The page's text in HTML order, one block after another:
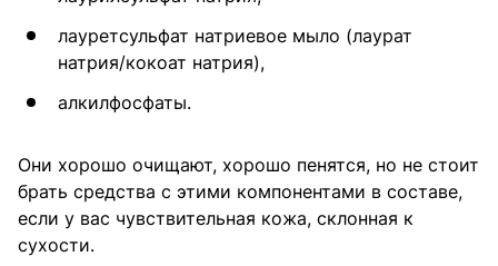
лауретсульфат натриевое мыло (лаурат
натрия/кокоат натрия),
алкилфосфаты.
Они хорошо очищают, хорошо пенятся, но не стоит
брать средства с этими компонентами в составе,
если у вас чувствительная кожа, склонная к
сухости.